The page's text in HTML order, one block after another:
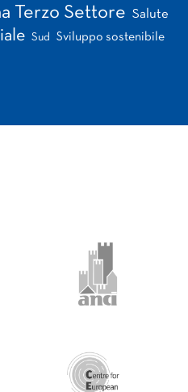
Terzo Settore Salute
Sud Sviluppo sostenibile